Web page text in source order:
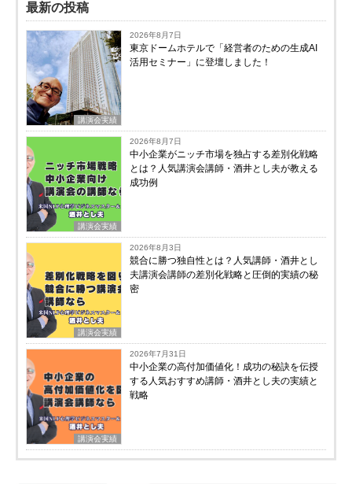
最新の投稿
講演会実績
2026年8月7日
東京ドームホテルで「経営者のための生成AI
活用セミナー」に登壇しました！
講演会実績
2026年8月7日
中小企業がニッチ市場を独占する差別化戦略
とは？人気講演会講師・酒井とし夫が教える
成功例
講演会実績
2026年8月3日
競合に勝つ独自性とは？人気講師・酒井とし
夫講演会講師の差別化戦略と圧倒的実績の秘
密
講演会実績
2026年7月31日
中小企業の高付加価値化！成功の秘訣を伝授
する人気おすすめ講師・酒井とし夫の実績と
戦略